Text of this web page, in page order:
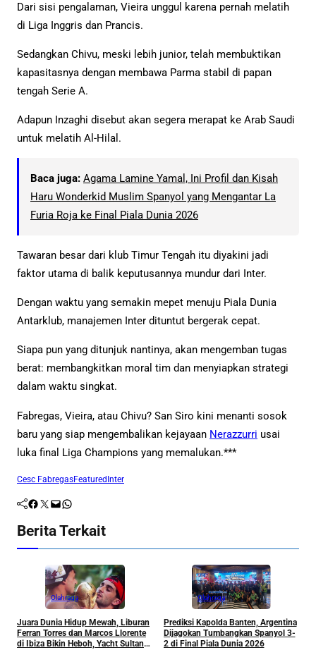
Dari sisi pengalaman, Vieira unggul karena pernah melatih
di Liga Inggris dan Prancis.
Sedangkan Chivu, meski lebih junior, telah membuktikan
kapasitasnya dengan membawa Parma stabil di papan
tengah Serie A.
Adapun Inzaghi disebut akan segera merapat ke Arab Saudi
untuk melatih Al-Hilal.
Baca juga: Agama Lamine Yamal, Ini Profil dan Kisah
Haru Wonderkid Muslim Spanyol yang Mengantar La
Furia Roja ke Final Piala Dunia 2026
Tawaran besar dari klub Timur Tengah itu diyakini jadi
faktor utama di balik keputusannya mundur dari Inter.
Dengan waktu yang semakin mepet menuju Piala Dunia
Antarklub, manajemen Inter dituntut bergerak cepat.
Siapa pun yang ditunjuk nantinya, akan mengemban tugas
berat: membangkitkan moral tim dan menyiapkan strategi
dalam waktu singkat.
Fabregas, Vieira, atau Chivu? San Siro kini menanti sosok
baru yang siap mengembalikan kejayaan Nerazzurri usai
luka final Liga Champions yang memalukan.***
Cesc FabregasFeaturedInter
Facebook Twitter Mail WhatsApp
Berita Terkait
Olahraga
Juara Dunia Hidup Mewah, Liburan
Ferran Torres dan Marcos Llorente
di Ibiza Bikin Heboh, Yacht Sultan
Olahraga
Prediksi Kapolda Banten, Argentina
Dijagokan Tumbangkan Spanyol 3-
2 di Final Piala Dunia 2026